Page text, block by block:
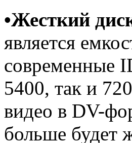
•Жесткий
является
современные
5400, так и
видео в DV-
больше будет